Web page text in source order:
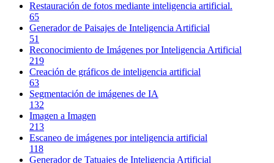
Restauración de fotos mediante inteligencia artificial.
65
Generador de Paisajes de Inteligencia Artificial
51
Reconocimiento de Imágenes por Inteligencia Artificial
219
Creación de gráficos de inteligencia artificial
63
Segmentación de imágenes de IA
132
Imagen a Imagen
213
Escaneo de imágenes por inteligencia artificial
118
Generador de Tatuajes de Inteligencia Artificial